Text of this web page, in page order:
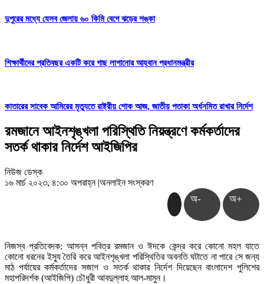
দুপুরের মধ্যে যেসব জেলায় ৬০ কিমি বেগে ঝড়ের শঙ্কা
শিক্ষার্থীদের প্রতিবছর একটি করে গাছ লাগানোর আহ্বান প্রধানমন্ত্রীর
কাতারের সাবেক আমিরের মৃত্যুতে রাষ্ট্রীয় শোক আজ, জাতীয় পতাকা অর্ধনমিত রাখার নির্দেশ
রমজানে আইনশৃঙ্খলা পরিস্থিতি নিয়ন্ত্রণে কর্মকর্তাদের
সতর্ক থাকার নির্দেশ আইজিপির
নিউজ ডেস্ক
১৬ মার্চ ২০২৩, ৪:৩০ অপরাহ্ন |অনলাইন সংস্করণ
অ- অ+
নিজস্ব প্রতিবেদক: আসন্ন পবিত্র রমজান ও ঈদকে কেন্দ্র করে কোনো মহল যাতে
কোনো ধরনের ইস্যু তৈরি করে আইনশৃঙ্খলা পরিস্থিতির অবনতি ঘটাতে না পারে সে জন্য
মাঠ পর্যায়ের কর্মকর্তাদের সজাগ ও সতর্ক থাকার নির্দেশ দিয়েছেন বাংলাদেশ পুলিশের
মহাপরিদর্শক (আইজিপি) চৌধুরী আবদুল্লাহ আল-মামুন।